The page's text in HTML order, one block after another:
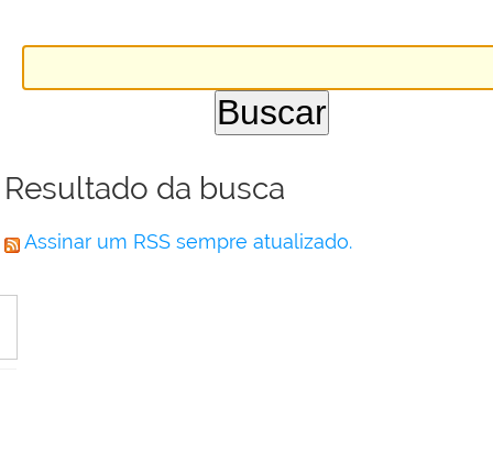
Resultado da busca
Assinar um RSS sempre atualizado.